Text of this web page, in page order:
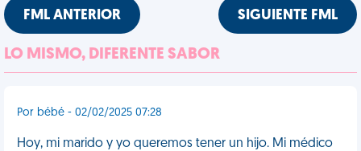
FML ANTERIOR SIGUIENTE FML
LO MISMO, DIFERENTE SABOR
Por bébé - 02/02/2025 07:28
Hoy, mi marido y yo queremos tener un hijo. Mi médico